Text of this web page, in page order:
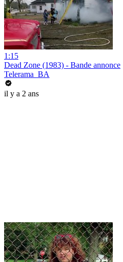
1:15
Dead Zone (1983) - Bande annonce
Telerama_BA
il y a 2 ans